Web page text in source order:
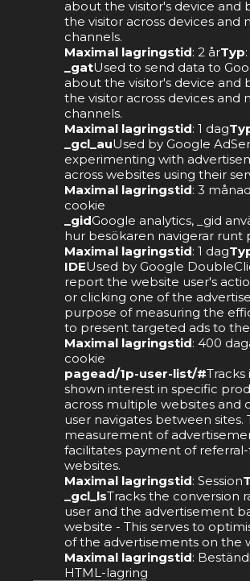
about the visitor's device and
the visitor across devices and
channels.
Maximal lagringstid: 2 årTyp
_gatUsed to send data to
about the visitor's device and
the visitor across devices and
channels.
Maximal lagringstid: 1 dag
_gcl_auUsed by Google
experimenting with
across websites using their
Maximal lagringstid: 3
cookie
_gidGoogle analytics, _gid
hur besökaren navigerar runt
Maximal lagringstid: 1 dag
IDEUsed by Google
report the website user's
or clicking one of the
purpose of measuring the
to present targeted ads to the
Maximal lagringstid: 400
cookie
pagead/1p-user-list/#Tracks
shown interest in specific
across multiple websites and
user navigates between sites.
measurement of
facilitates payment of
websites.
Maximal lagringstid: Session
_gcl_lsTracks the conversion
user and the advertisement
website - This serves to
of the advertisements on the
Maximal lagringstid:
HTML-lagring